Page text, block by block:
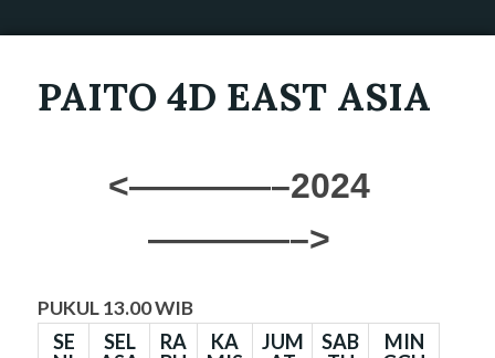
PAITO 4D EAST ASIA
<————–2024
————–>
PUKUL 13.00 WIB
SE
SEL
RA
KA
JUM
SAB
MIN